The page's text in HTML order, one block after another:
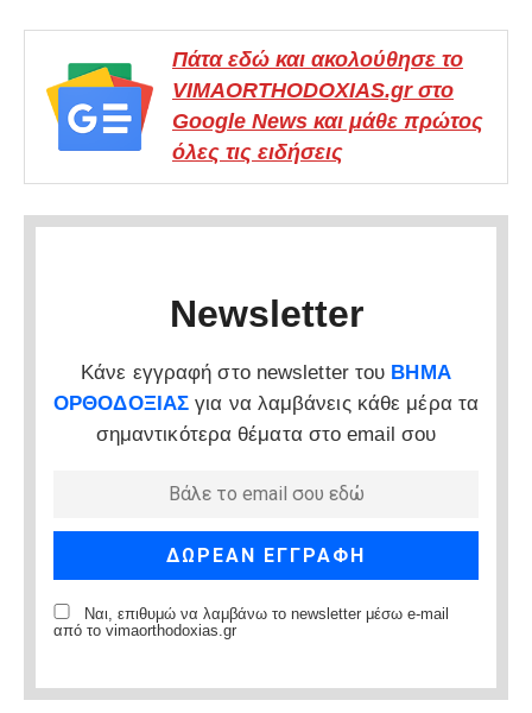
Πάτα εδώ και ακολούθησε το
VIMAORTHODOXIAS.gr στο
Google News και μάθε πρώτος
όλες τις ειδήσεις
Newsletter
Κάνε εγγραφή στο newsletter του ΒΗΜΑ
ΟΡΘΟΔΟΞΙΑΣ για να λαμβάνεις κάθε μέρα τα
σημαντικότερα θέματα στο email σου
Ναι, επιθυμώ να λαμβάνω το newsletter μέσω e-mail
από το vimaorthodoxias.gr